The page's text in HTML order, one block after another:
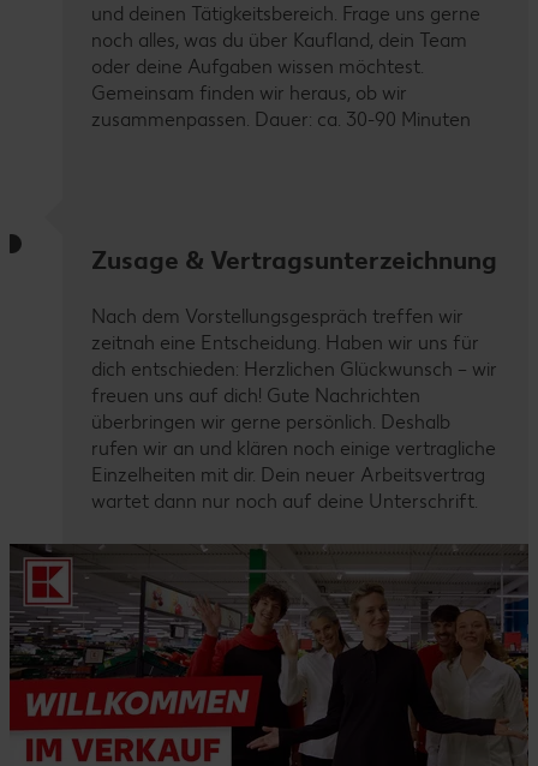
und deinen Tätigkeitsbereich. Frage uns gerne
noch alles, was du über Kaufland, dein Team
oder deine Aufgaben wissen möchtest.
Gemeinsam finden wir heraus, ob wir
zusammenpassen. Dauer: ca. 30-90 Minuten
Zusage & Vertragsunterzeichnung
Nach dem Vorstellungsgespräch treffen wir
zeitnah eine Entscheidung. Haben wir uns für
dich entschieden: Herzlichen Glückwunsch – wir
freuen uns auf dich! Gute Nachrichten
überbringen wir gerne persönlich. Deshalb
rufen wir an und klären noch einige vertragliche
Einzelheiten mit dir. Dein neuer Arbeitsvertrag
wartet dann nur noch auf deine Unterschrift.